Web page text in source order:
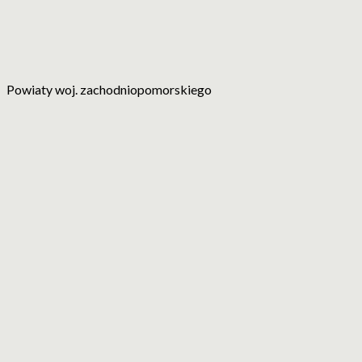
Powiaty woj. zachodniopomorskiego